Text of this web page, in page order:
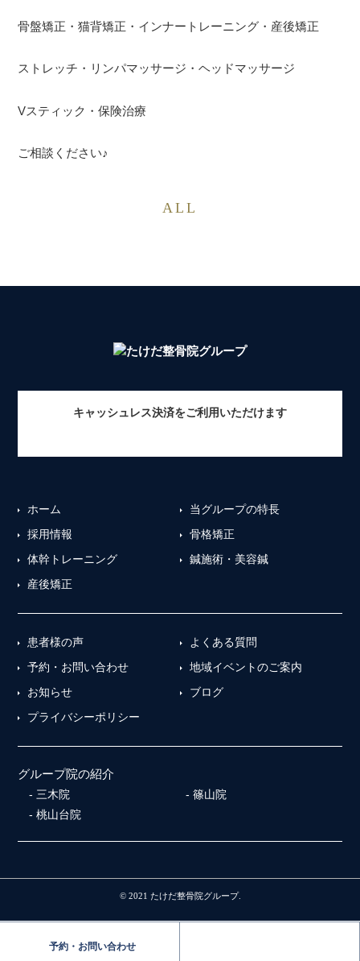
骨盤矯正・猫背矯正・インナートレーニング・産後矯正
ストレッチ・リンパマッサージ・ヘッドマッサージ
Vスティック・保険治療
ご相談ください♪
ALL
予約・お問い合わせ
キャッシュレス決済をご利用いただけます
ホーム
当グループの特長
採用情報
骨格矯正
体幹トレーニング
鍼施術・美容鍼
産後矯正
患者様の声
よくある質問
予約・お問い合わせ
地域イベントのご案内
お知らせ
ブログ
プライバシーポリシー
グループ院の紹介
三木院
篠山院
桃山台院
© 2021 たけだ整骨院グループ.